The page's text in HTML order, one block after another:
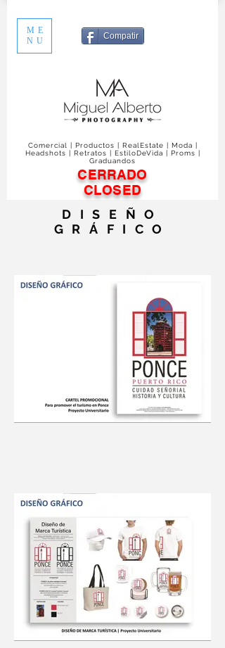
ME
NU
Compatir
Comercial | Productos | RealEstate | Moda |
Headshots | Retratos | EstiloDeVida | Proms |
Graduandos
CERRADO
CLOSED
DISEÑO
GRÁFICO